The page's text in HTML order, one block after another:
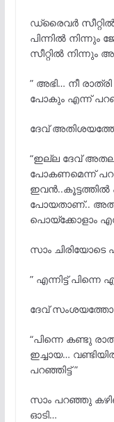
ഡ്രൈവർ
പിന്നില്നിന്നും
സീറ്റില്നിന്നും
” അഭി… നീ
പോകും എന്ന്
ദേവ്
“ഇല്ല ദേവ്
പോകണമെന്ന്
ഇവന്
പോയതാണ്.. അത്
പൊയ്ക്കോളാം
സാം
” എന്നിട്ട് പിന്നെ
ദേവ്
“പിന്നെ കണ്ടു
ഇച്ചായ…
പറഞ്ഞിട്ട് ”
സാം പറഞ്ഞു
ഓടി…